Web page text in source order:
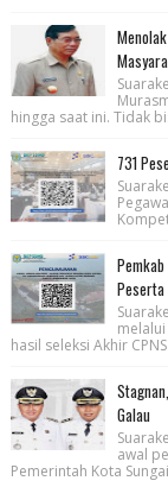
hingga saat ini. Tidak
731
Peserta
melalui
hasil seleksi Akhir
Galau
awal
Pemerintah Kota